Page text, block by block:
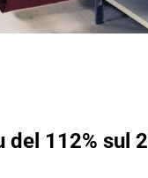
del 112%